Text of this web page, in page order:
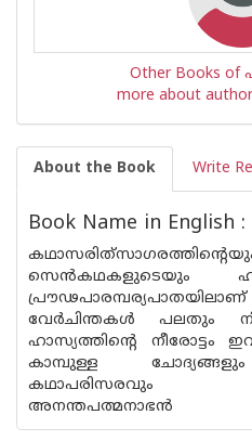
Other
more about
About the Book Write
Book Name in English
സെന്‍കഥകളുടെയും
വേര്‍ചിന്തകള്‍ പലതും
ഹാസ്യത്തിന്റെ നീരോട്ടം
കാമ്പുള്ള ചോദ്യങ്ങളും
കഥാപരിസരവും
അനന്തപത്മനാഭന്‍